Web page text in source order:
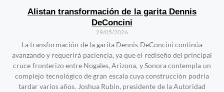
Alistan transformación de la garita Dennis
DeConcini
29/05/2026
La transformación de la garita Dennis DeConcini continúa
avanzando y requerirá paciencia, ya que el rediseño del principal
cruce fronterizo entre Nogales, Arizona, y Sonora contempla un
complejo tecnológico de gran escala cuya construcción podría
tardar varios años. Joshua Rubin, presidente de la Autoridad